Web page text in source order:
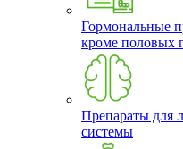
Гормональные
кроме половых
Препараты для
системы